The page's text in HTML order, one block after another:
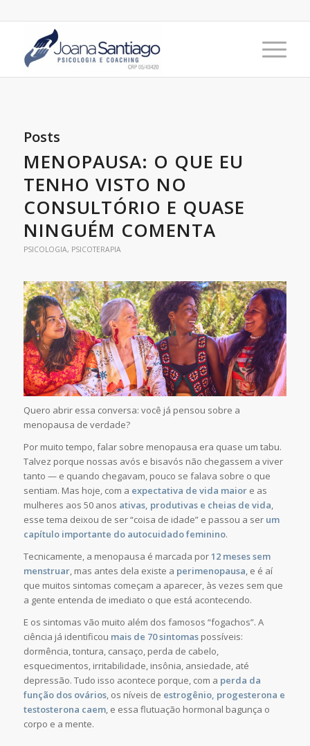
Posts
MENOPAUSA: O QUE EU
TENHO VISTO NO
CONSULTÓRIO E QUASE
NINGUÉM COMENTA
PSICOLOGIA, PSICOTERAPIA
Quero abrir essa conversa: você já pensou sobre a
menopausa de verdade?
Por muito tempo, falar sobre menopausa era quase um tabu.
Talvez porque nossas avós e bisavós não chegassem a viver
tanto — e quando chegavam, pouco se falava sobre o que
sentiam. Mas hoje, com a expectativa de vida maiore as
mulheres aos 50 anos ativas, produtivas e cheias de vida,
esse tema deixou de ser “coisa de idade” e passou a ser um
capítulo importante do autocuidado feminino.
Tecnicamente, a menopausa é marcada por12 meses sem
menstruar, mas antes dela existe a perimenopausa, e é aí
que muitos sintomas começam a aparecer, às vezes sem que
a gente entenda de imediato o que está acontecendo.
E os sintomas vão muito além dos famosos “fogachos”. A
ciência já identificou mais de 70 sintomaspossíveis:
dormência, tontura, cansaço, perda de cabelo,
esquecimentos, irritabilidade, insônia, ansiedade, até
depressão. Tudo isso acontece porque, com a perda da
função dos ovários, os níveis de estrogênio, progesterona e
testosterona caem, e essa flutuação hormonal bagunça o
corpo e a mente.